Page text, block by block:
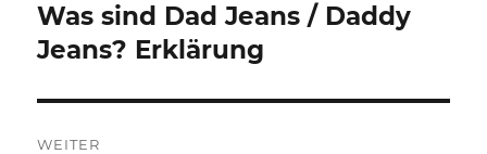
Vorheriger
Beitrag:
Was sind Dad Jeans / Daddy
Jeans? Erklärung
WEITER